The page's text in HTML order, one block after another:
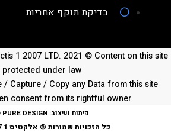
בדיקת תוקף אחריות
1 2007 LTD. 2021 © Content on this site
protected under law
/ Capture / Copy any Data from this site
consent from its rightful owner
פיתוח ועיצוב:PURE DESIGN
כל הזכויות שמורות © אלקטיס 1 2007 בע"מ